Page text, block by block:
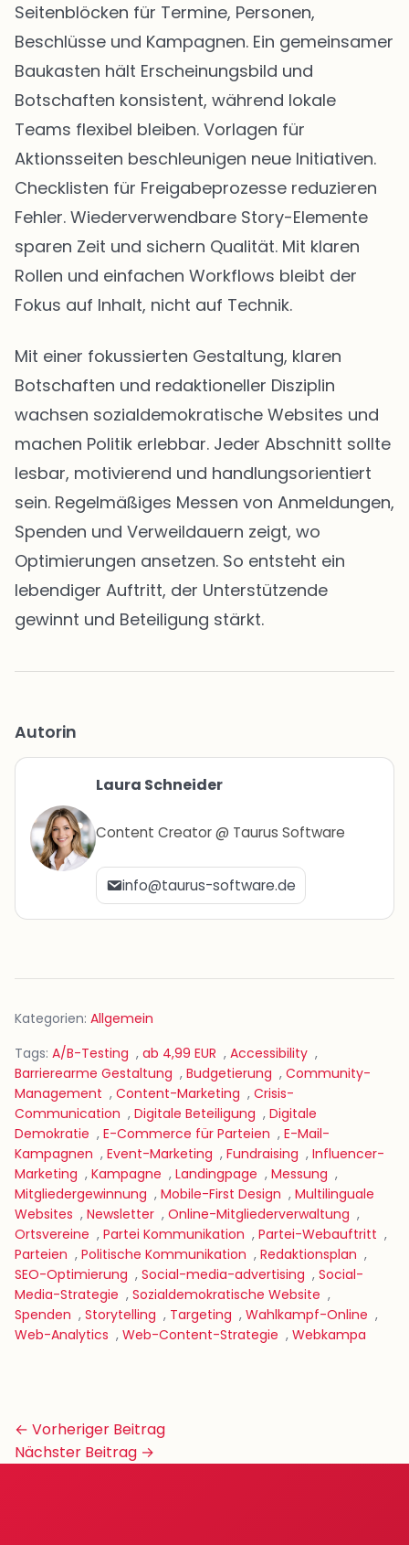
Seitenblöcken für Termine, Personen,
Beschlüsse und Kampagnen. Ein gemeinsamer
Baukasten hält Erscheinungsbild und
Botschaften konsistent, während lokale
Teams flexibel bleiben. Vorlagen für
Aktionsseiten beschleunigen neue Initiativen.
Checklisten für Freigabeprozesse reduzieren
Fehler. Wiederverwendbare Story-Elemente
sparen Zeit und sichern Qualität. Mit klaren
Rollen und einfachen Workflows bleibt der
Fokus auf Inhalt, nicht auf Technik.
Mit einer fokussierten Gestaltung, klaren
Botschaften und redaktioneller Disziplin
wachsen sozialdemokratische Websites und
machen Politik erlebbar. Jeder Abschnitt sollte
lesbar, motivierend und handlungsorientiert
sein. Regelmäßiges Messen von Anmeldungen,
Spenden und Verweildauern zeigt, wo
Optimierungen ansetzen. So entsteht ein
lebendiger Auftritt, der Unterstützende
gewinnt und Beteiligung stärkt.
Autorin
Laura Schneider
Content Creator @ Taurus Software
info@taurus-software.de
Kategorien: Allgemein
Tags: A/B-Testing , ab 4,99 EUR , Accessibility ,
Barrierearme Gestaltung , Budgetierung , Community-
Management , Content-Marketing , Crisis-
Communication , Digitale Beteiligung , Digitale
Demokratie , E-Commerce für Parteien , E-Mail-
Kampagnen , Event-Marketing , Fundraising , Influencer-
Marketing , Kampagne , Landingpage , Messung ,
Mitgliedergewinnung , Mobile-First Design , Multilinguale
Websites , Newsletter , Online-Mitgliederverwaltung ,
Ortsvereine , Partei Kommunikation , Partei-Webauftritt ,
Parteien , Politische Kommunikation , Redaktionsplan ,
SEO-Optimierung , Social-media-advertising , Social-
Media-Strategie , Sozialdemokratische Website ,
Spenden , Storytelling , Targeting , Wahlkampf-Online ,
Web-Analytics , Web-Content-Strategie , Webkampa
Beitrags-
Navigation
← Vorheriger Beitrag
Nächster Beitrag →